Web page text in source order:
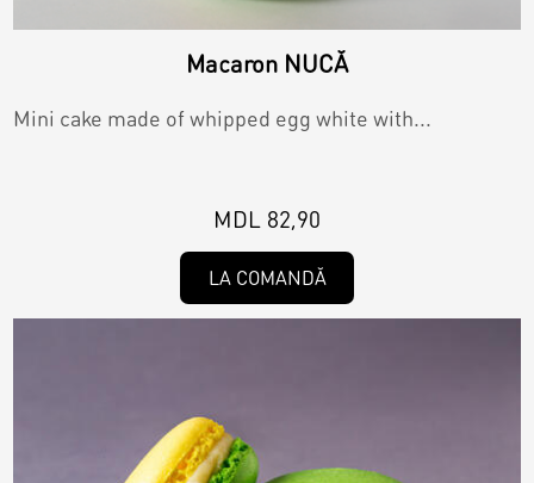
Macaron NUCĂ
Mini cake made of whipped egg white with...
MDL 82,90
LA COMANDĂ